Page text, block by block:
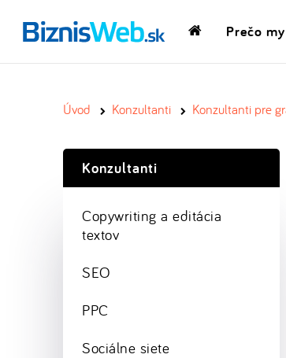
DomovskáPrečo my
Úvod Konzultanti Konzultanti pre
Konzultanti
Copywriting a editácia
textov
SEO
PPC
Sociálne siete